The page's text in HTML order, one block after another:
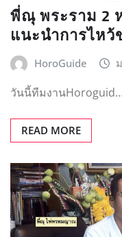
พี่ณุ พระราม 2
แนะนำการไห
HoroGuide
วันนี้ทีมงานHoroguid…
READ MORE